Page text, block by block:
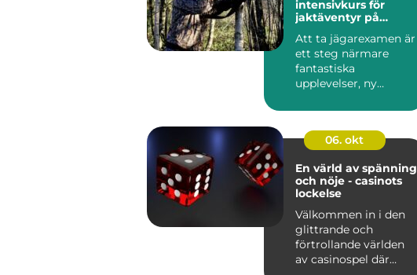
intensivkurs för
jaktäventyr på
Att ta jägarexamen är
ett steg närmare
fantastiska
upplevelser, ny
06. okt
En värld av spänning
och nöje - casinots
lockelse
Välkommen in i den
glittrande och
förtrollande världen
av casinospel där